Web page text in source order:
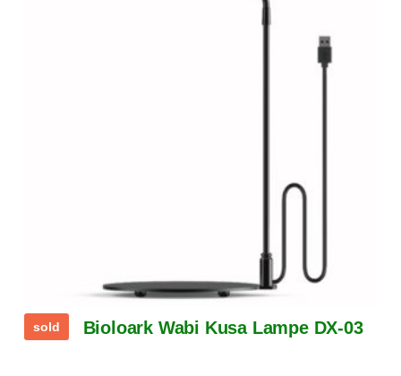
sold Bioloark Wabi Kusa Lampe DX-03